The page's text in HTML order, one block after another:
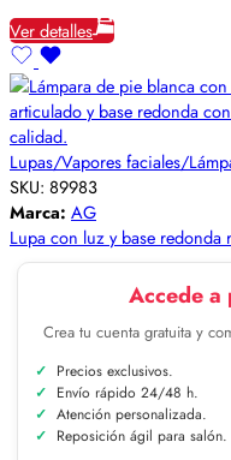
Ver detalles
Lupas/Vapores faciales/
SKU: 89983
Marca: AG
Lupa con luz y base redonda
Accede a
Crea tu cuenta gratuita y
Precios exclusivos.
Envío rápido 24/48 h.
Atención personalizada.
Reposición ágil para salón.